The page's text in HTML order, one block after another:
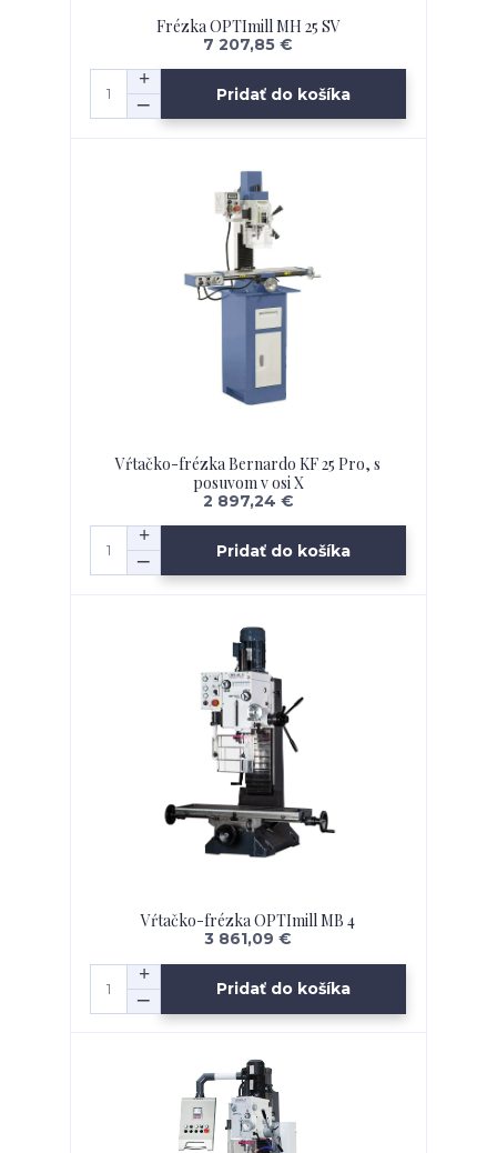
Frézka OPTImill MH 25 SV
7 207,85 €
Pridať do košíka
Vŕtačko-frézka Bernardo KF 25 Pro, s
posuvom v osi X
2 897,24 €
Pridať do košíka
Vŕtačko-frézka OPTImill MB 4
3 861,09 €
Pridať do košíka